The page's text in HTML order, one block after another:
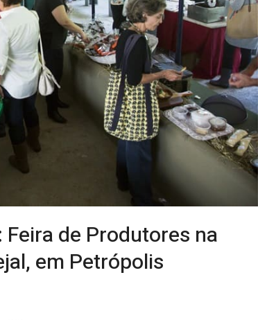
de Produtores na
em Petrópolis